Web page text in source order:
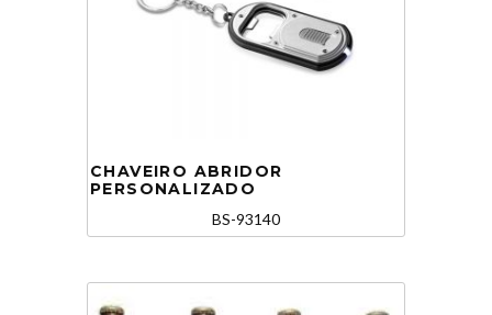
CHAVEIRO ABRIDOR
PERSONALIZADO
BS-93140